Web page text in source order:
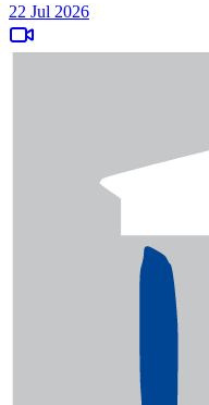
22 Jul 2026